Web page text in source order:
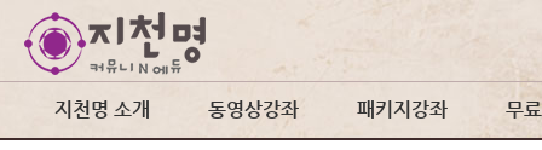
지천명 소개 동영상강좌 패키지강좌 무